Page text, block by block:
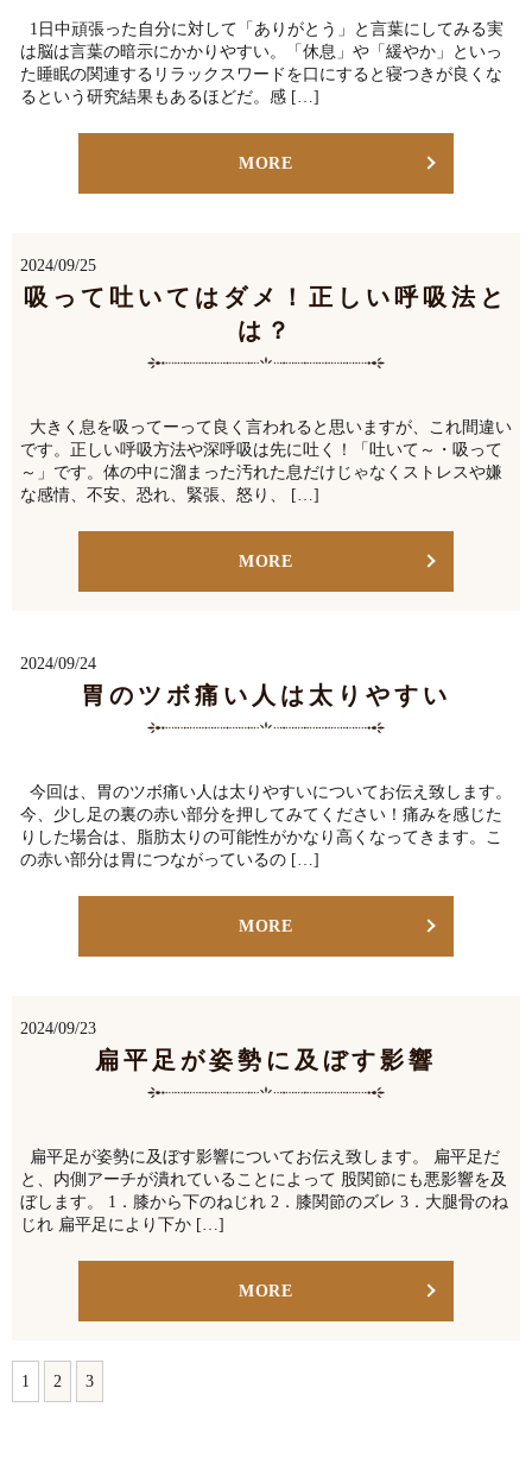
1日中頑張った自分に対して「ありがとう」と言葉にしてみる実
は脳は言葉の暗示にかかりやすい。「休息」や「緩やか」といっ
た睡眠の関連するリラックスワードを口にすると寝つきが良くな
るという研究結果もあるほどだ。感 […]
MORE
2024/09/25
吸って吐いてはダメ！正しい呼吸法と
は？
大きく息を吸ってーって良く言われると思いますが、これ間違い
です。正しい呼吸方法や深呼吸は先に吐く！「吐いて～・吸って
～」です。体の中に溜まった汚れた息だけじゃなくストレスや嫌
な感情、不安、恐れ、緊張、怒り、 […]
MORE
2024/09/24
胃のツボ痛い人は太りやすい
今回は、胃のツボ痛い人は太りやすいについてお伝え致します。
今、少し足の裏の赤い部分を押してみてください！痛みを感じた
りした場合は、脂肪太りの可能性がかなり高くなってきます。こ
の赤い部分は胃につながっているの […]
MORE
2024/09/23
扁平足が姿勢に及ぼす影響
扁平足が姿勢に及ぼす影響についてお伝え致します。 扁平足だ
と、内側アーチが潰れていることによって 股関節にも悪影響を及
ぼします。 1．膝から下のねじれ 2．膝関節のズレ 3．大腿骨のね
じれ 扁平足により下か […]
MORE
1 2 3